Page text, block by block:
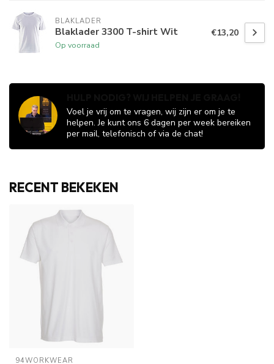
BLAKLADER
Blaklader 3300 T-shirt Wit
Op voorraad
€13,20
Voel je vrij om te vragen, wij zijn er om je te
helpen. Je kunt ons 6 dagen per week bereiken
per mail, telefonisch of via de chat!
RECENT BEKEKEN
94WORKWEAR